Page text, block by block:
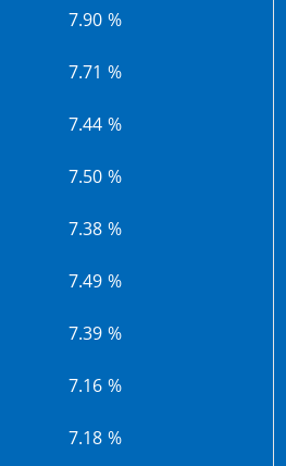
7.90 %
7.71 %
7.44 %
7.50 %
7.38 %
7.49 %
7.39 %
7.16 %
7.18 %